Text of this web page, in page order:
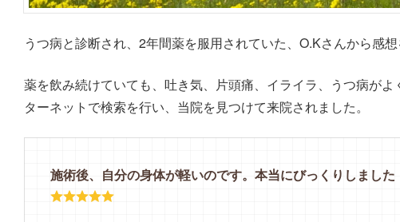
うつ病と診断され、2年間薬を服用されていた、O.Kさんから感想
薬を飲み続けていても、吐き気、片頭痛、イライラ、うつ病がよ
ターネットで検索を行い、当院を見つけて来院されました。
施術後、自分の身体が軽いのです。本当にびっくりしました